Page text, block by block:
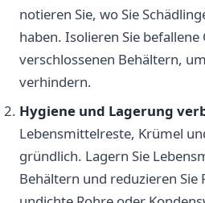
notieren Sie, wo Sie
haben. Isolieren Sie befallene
verschlossenen Behältern,
verhindern.
Hygiene und Lagerung
Lebensmittelreste, Krümel
gründlich. Lagern Sie
Behältern und reduzieren